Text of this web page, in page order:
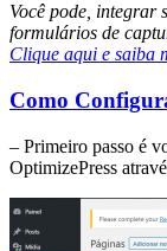
Você pode, integrar
formulários de
Clique aqui e saiba
Como
– Primeiro passo é
OptimizePress